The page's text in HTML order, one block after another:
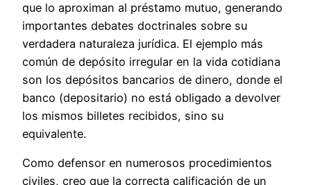
que lo aproximan al préstamo mutuo, generando
importantes debates doctrinales sobre su
verdadera naturaleza jurídica. El ejemplo más
común de depósito irregular en la vida cotidiana
son los depósitos bancarios de dinero, donde el
banco (depositario) no está obligado a devolver
los mismos billetes recibidos, sino su
equivalente.
Como defensor en numerosos procedimientos
civiles, creo que la correcta calificación de un